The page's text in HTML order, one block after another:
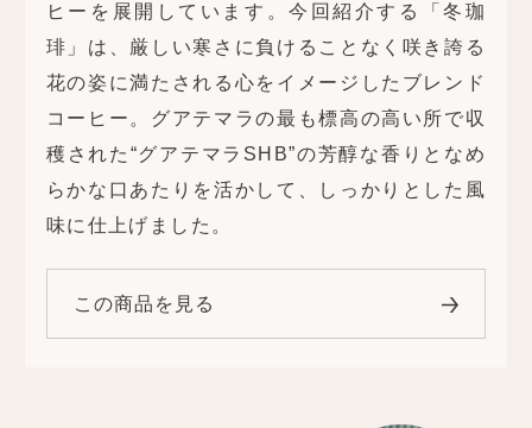
ヒーを展開しています。今回紹介する「冬珈
琲」は、厳しい寒さに負けることなく咲き誇る
花の姿に満たされる心をイメージしたブレンド
コーヒー。グアテマラの最も標高の高い所で収
穫された“グアテマラSHB”の芳醇な香りとなめ
らかな口あたりを活かして、しっかりとした風
味に仕上げました。
この商品を見る